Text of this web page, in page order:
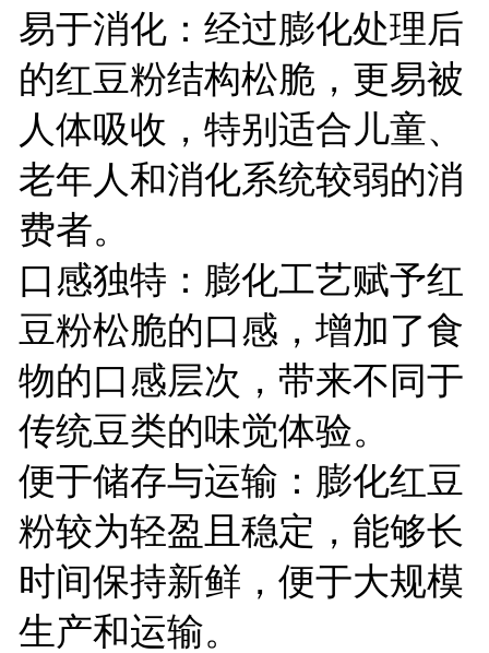
易于消化：经过膨化处理后
的红豆粉结构松脆，更易被
人体吸收，特别适合儿童、
老年人和消化系统较弱的消
费者。
口感独特：膨化工艺赋予红
豆粉松脆的口感，增加了食
物的口感层次，带来不同于
传统豆类的味觉体验。
便于储存与运输：膨化红豆
粉较为轻盈且稳定，能够长
时间保持新鲜，便于大规模
生产和运输。